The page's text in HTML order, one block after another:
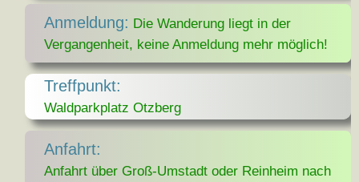
Anmeldung: Die Wanderung liegt in der
Vergangenheit, keine Anmeldung mehr möglich!
Treffpunkt:
Waldparkplatz Otzberg
Anfahrt:
Anfahrt über Groß-Umstadt oder Reinheim nach